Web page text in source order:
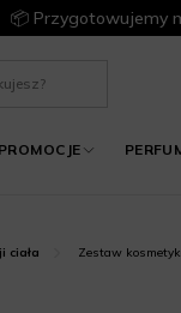
📦 Przygotowujemy
PROMOCJE
ciała Zestaw